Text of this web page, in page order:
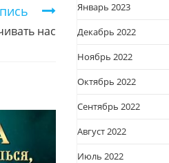
нас
Январь 2023
Декабрь 2022
Ноябрь 2022
Октябрь 2022
Сентябрь 2022
Август 2022
Июль 2022